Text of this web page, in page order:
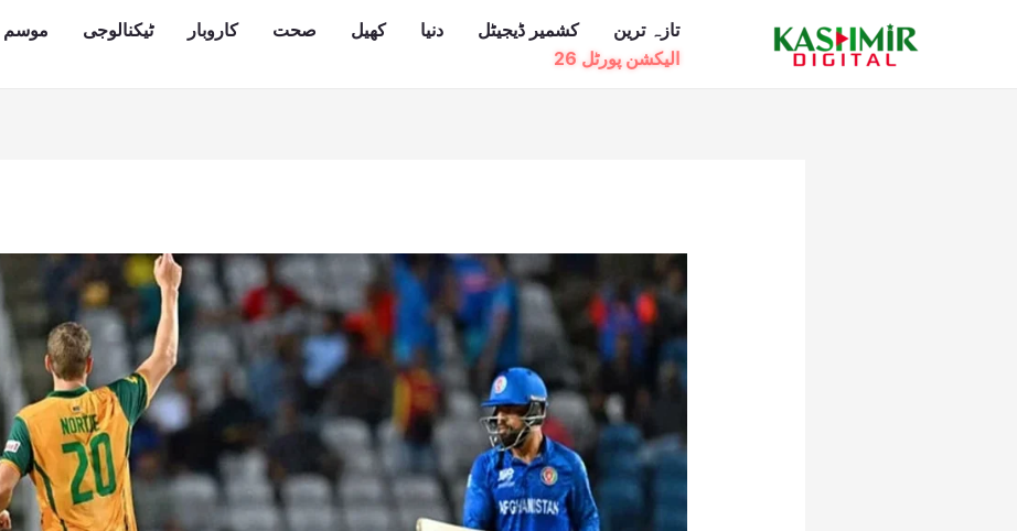
تازہ ترین کشمیر ڈیجیٹل دنیا کھیل صحت کاروبار ٹیکنالوجی موسم
الیکشن پورٹل 26